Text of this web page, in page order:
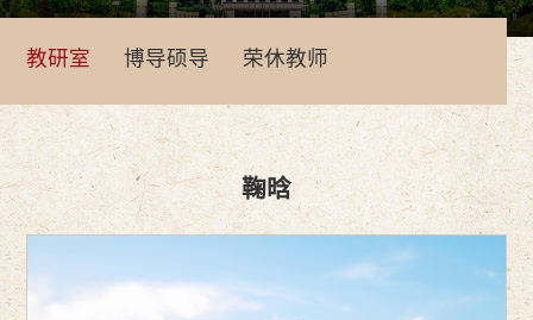
教研室 博导硕导 荣休教师
鞠晗